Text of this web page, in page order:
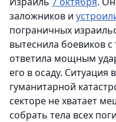
заложников и
пограничных
вытеснила боевиков
ответила мощным
его в осаду. Ситуация
гуманитарной
секторе не хватает
собрать тела всех